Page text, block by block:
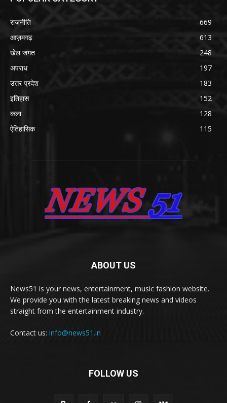
राजनीति
669
आज़मगढ़
613
खेल जगत
248
अपराध
197
उत्तर प्रदेश
183
इतिहास
152
कला
128
ऐतिहासिक
115
ABOUT US
News51 is your news, entertainment, music fashion website.
We provide you with the latest breaking news and videos
straight from the entertainment industry.
Contact us: info@news51.in
FOLLOW US